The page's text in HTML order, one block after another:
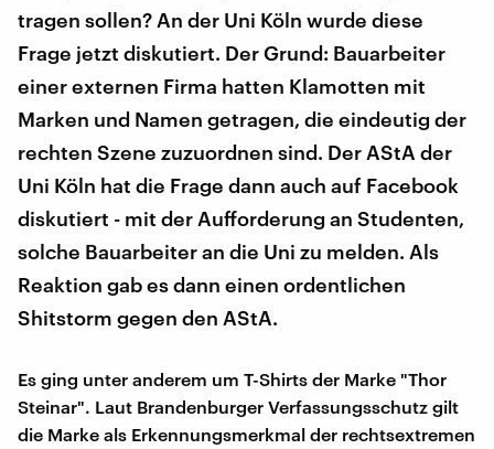
tragen sollen? An der Uni Köln wurde diese
Frage jetzt diskutiert. Der Grund: Bauarbeiter
einer externen Firma hatten Klamotten mit
Marken und Namen getragen, die eindeutig der
rechten Szene zuzuordnen sind. Der AStA der
Uni Köln hat die Frage dann auch auf Facebook
diskutiert - mit der Aufforderung an Studenten,
solche Bauarbeiter an die Uni zu melden. Als
Reaktion gab es dann einen ordentlichen
Shitstorm gegen den AStA.
Es ging unter anderem um T-Shirts der Marke "Thor
Steinar". Laut Brandenburger Verfassungsschutz gilt
die Marke als Erkennungsmerkmal der rechtsextremen